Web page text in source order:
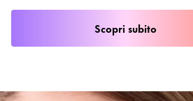
Scopri subito